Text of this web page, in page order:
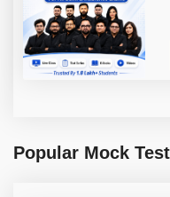
Popular Mock